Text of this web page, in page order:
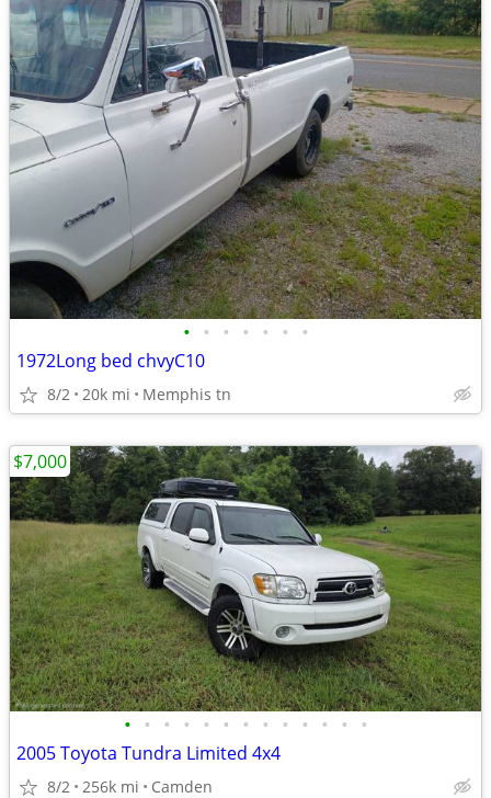
• • • • • • •
1972Long bed chvyC10
8/2 20k mi Memphis tn
• • • • • • • • • • • • •
2005 Toyota Tundra Limited 4x4
8/2 256k mi Camden
$7,000